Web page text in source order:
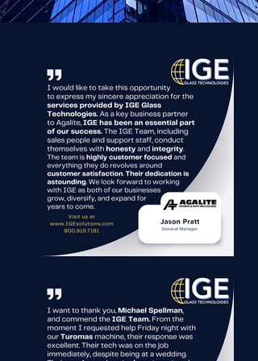
auf Lieferketten in Übersee und
IGE wurde gegründet, um diese
Dynamik zu ändern. Von Anfang
an war es unsere Mission,
nordamerikanischen
Glasherstellern die weltweit besten
Lösungen zu bieten. Jahrzehnte
später ist unser Unternehmen
weiterhin erfolgreich, da wir mit
Leidenschaft die
Herausforderungen unserer Kunden
lösen, ihre Betriebsabläufe
verbessern und letztendlich ihren
Gewinn steigern.